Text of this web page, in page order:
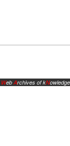
Web Archives of kNowledge